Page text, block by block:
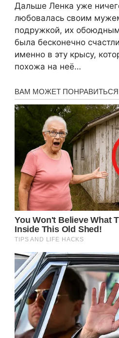
Дальше Ленка уже
любовалась своим
подружкой, их
была бесконечно
именно в эту крысу,
похожа на неё…